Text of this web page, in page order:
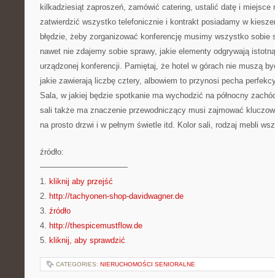
kilkadziesiąt zaproszeń, zamówić catering, ustalić datę i miejsce
zatwierdzić wszystko telefonicznie i kontrakt posiadamy w
błędzie, żeby zorganizować konferencję musimy wszystko sobie
nawet nie zdajemy sobie sprawy, jakie elementy odgrywają
urządzonej konferencji. Pamiętaj, że hotel w górach nie muszą
jakie zawierają liczbę cztery, albowiem to przynosi pecha
Sala, w jakiej będzie spotkanie ma wychodzić na północny
sali także ma znaczenie przewodniczący musi zajmować
na prosto drzwi i w pełnym świetle itd. Kolor sali, rodzaj mebli
źródło:
———————————
1. kliknij aby przejść
2. http://tachyonen-shop-davidwagner.de
3. źródło
4. http://thespicemustflow.de
5. kliknij, aby sprawdzić
CATEGORIES: NIERUCHOMOŚCI SENIORALNE